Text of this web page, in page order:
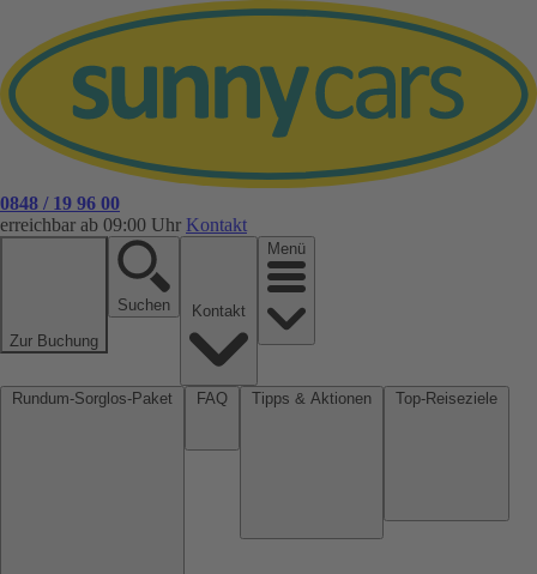
0848 / 19 96 00
erreichbar ab 09:00 Uhr Kontakt
Zur Buchung
Suchen
Menü